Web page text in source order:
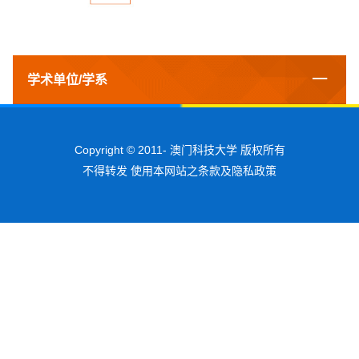
学术单位/学系
Copyright © 2011- 澳门科技大学 版权所有
不得转发 使用本网站之条款及隐私政策